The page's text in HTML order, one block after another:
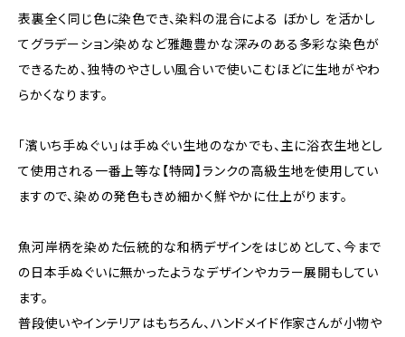
表裏全く同じ色に染色でき、染料の混合による ぼかし を活かし
てグラデーション染めなど雅趣豊かな深みのある多彩な染色が
できるため、独特のやさしい風合いで使いこむほどに生地がやわ
らかくなります。
「濱いち手ぬぐい」は手ぬぐい生地のなかでも、主に浴衣生地とし
て使用される一番上等な【特岡】ランクの高級生地を使用してい
ますので、染めの発色もきめ細かく鮮やかに仕上がります。
魚河岸柄を染めた伝統的な和柄デザインをはじめとして、今まで
の日本手ぬぐいに無かったようなデザインやカラー展開もしてい
ます。
普段使いやインテリアはもちろん、ハンドメイド作家さんが小物や